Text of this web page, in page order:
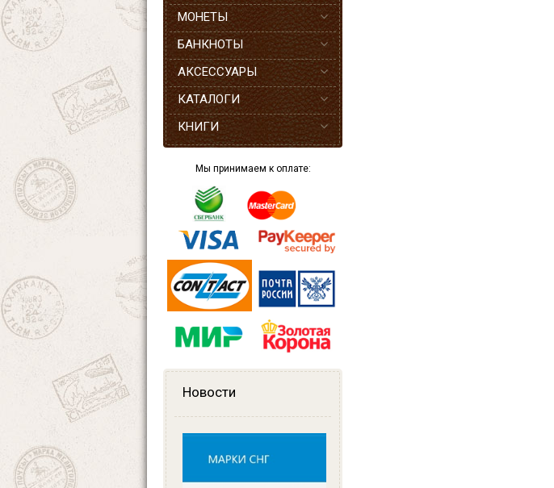
МОНЕТЫ
БАНКНОТЫ
АКСЕССУАРЫ
КАТАЛОГИ
КНИГИ
Мы принимаем к оплате:
Новости